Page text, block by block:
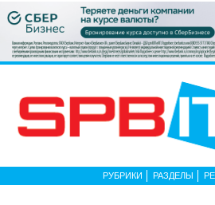
РУБРИКИ РАЗДЕЛЫ